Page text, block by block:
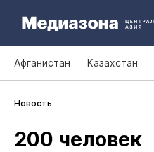
Афганистан Казахстан
Новость
200 человек